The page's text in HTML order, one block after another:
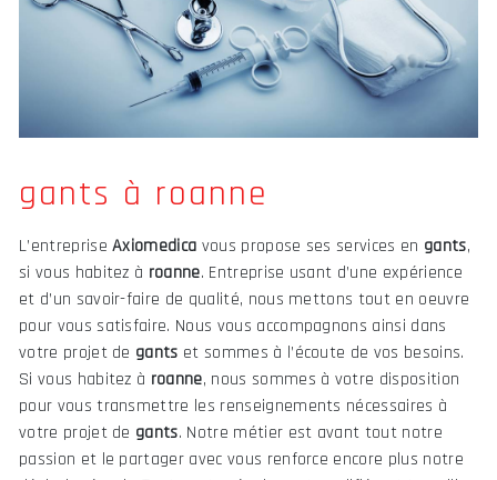
gants à roanne
L’entrepriseAxiomedica vous propose ses services en gants,
si vous habitez à roanne. Entreprise usant d’une expérience
et d’un savoir-faire de qualité, nous mettons tout en oeuvre
pour vous satisfaire. Nous vous accompagnons ainsi dans
votre projet de gants et sommes à l’écoute de vos besoins.
Si vous habitez à roanne, nous sommes à votre disposition
pour vous transmettre les renseignements nécessaires à
votre projet de gants. Notre métier est avant tout notre
passion et le partager avec vous renforce encore plus notre